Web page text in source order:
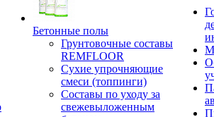
Бетонные полы
Грунтовочные составы
REMFLOOR
Сухие упрочняющие
смеси (топпинги)
Составы по уходу за
свежевыложенным